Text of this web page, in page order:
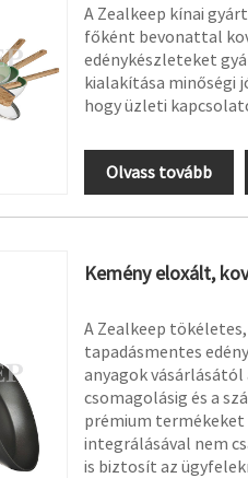
A Zealkeep kínai
főként bevonattal
edénykészleteket
kialakítása minőségi
hogy üzleti
Olvass tovább
Kemény eloxált,
A Zealkeep
tapadásmentes
anyagok
csomagolásig és a
prémium
integrálásával nem
is biztosít az